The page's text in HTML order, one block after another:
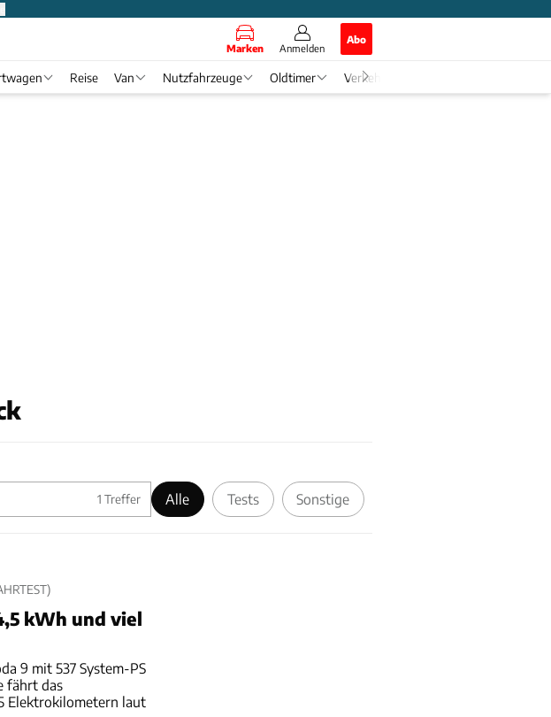
Marken Anmelden
Abo
Reise Van Nutzfahrzeuge Oldtimer Verkehr
1 Treffer Alle Tests Sonstige
kWh und viel
9 mit 537 System-PS
fährt das
Elektrokilometern laut